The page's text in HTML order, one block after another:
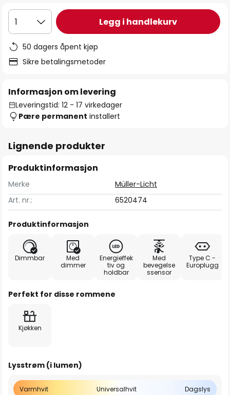
1 Legg i handlekurv
50 dagers åpent kjøp
Sikre betalingsmetoder
Informasjon om levering
Leveringstid: 12 - 17 virkedager
Pære permanent installert
Lignende produkter
Produktinformasjon
Merke
Müller-Licht
Art. nr.:
6520474
Produktinformasjon
Dimmbar
Med
dimmer
Energieffek
tiv og
holdbar
Med
bevegelse
ssensor
Type C -
Europlugg
Perfekt for disse rommene
Kjøkken
Lysstrøm (i lumen)
Varmhvit Universalhvit Dagslys